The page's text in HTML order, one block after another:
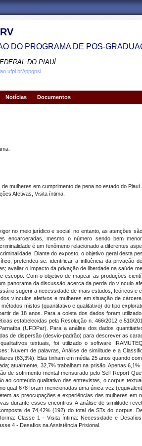
DO PROGRAMA DE POS-
DO PIAUÍ
ppgpsi
Notícias Documentos
mulheres em cumprimento de pena no estado do Piauí
Afetivas, Visita íntima.
no meio jurídico e social, no entanto, as atenções
encarceradas, mesmo o número sendo bem
é um fenômeno relacionado a diferentes
Diante do exposto, o objetivo geral desta
pretendeu-se: identificar a influência da privação
avaliar o impacto da privação de liberdade na saúde
escopo. Com o objetivo de mapear as produções
panorama da discussão acerca da perda do vínculo
sugerir a necessidade de mais estudos, teóricos e
vínculos afetivos e mulheres em situação de
mistos (quantitativo e qualitativo) do tipo
de 18 anos. Para a coleta dos dados foram
estabelecidas pela Resolução n. 466/2012 e 510/
(UFDPar). Para a análise dos dados
de dispersão (desvio-padrão) para descrever as
textuais, foi utilizado o software
Nuvem de palavras, Análise de similitude e a
(63,3%). Elas tinham em média 25 anos quando
atualmente, 32,7% trabalham na prisão. Apenas
de sofrimento mental mensurado pelo Self Report
ao conteúdo qualitativo das entrevistas, o corpus textual
qual 678 foram mencionadas uma única vez
as preocupações e experiências das mulheres em
durante esses encontros. A análise de similitude
de 74,42% (192) do total de STs do corpus.
Classe 1 - Visita Íntima: Necessidade e
4 - Desafios na Assistência Prisional.